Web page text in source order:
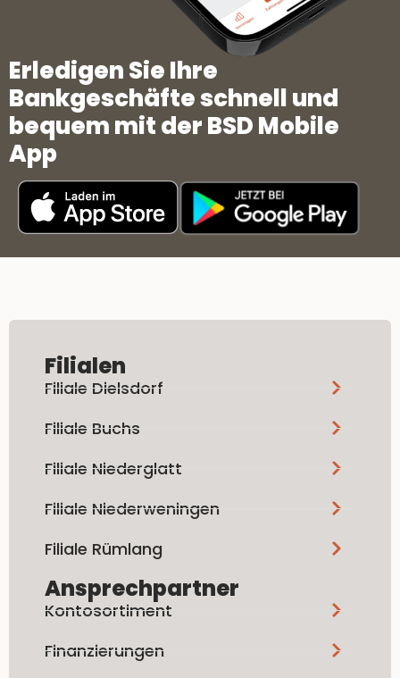
Erledigen Sie Ihre
Bankgeschäfte schnell und
bequem mit der BSD Mobile
App
Filialen
Filiale Dielsdorf
Filiale Buchs
Filiale Niederglatt
Filiale Niederweningen
Filiale Rümlang
Ansprechpartner
Kontosortiment
Finanzierungen